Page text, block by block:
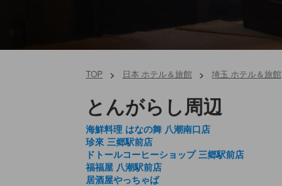
TOP > 日本 ホテル＆旅館 > 埼玉 ホテル＆旅館
とんがらし周辺
海鮮料理 はなの舞 八潮南口店
珍來 三郷駅前店
ドトールコーヒーショップ 三郷駅前店
福福屋 八潮駅前店
居酒屋やっちゃば